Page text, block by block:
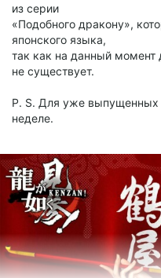
из серии
«Подобного дракону»,
японского языка,
так как на данный момент
не существует.
P. S. Для уже выпущенных
неделе.